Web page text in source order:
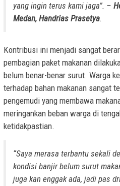
yang ingin terus kami jaga”. –
Medan, Handrias Prasetya.
Kontribusi ini menjadi sangat
pembagian paket makanan
belum benar-benar surut. Warga
terhadap bahan makanan sangat
pengemudi yang membawa
meringankan beban warga di
ketidakpastian.
“Saya merasa terbantu sekali
kondisi banjir belum surut
juga kan enggakada, jadi pas